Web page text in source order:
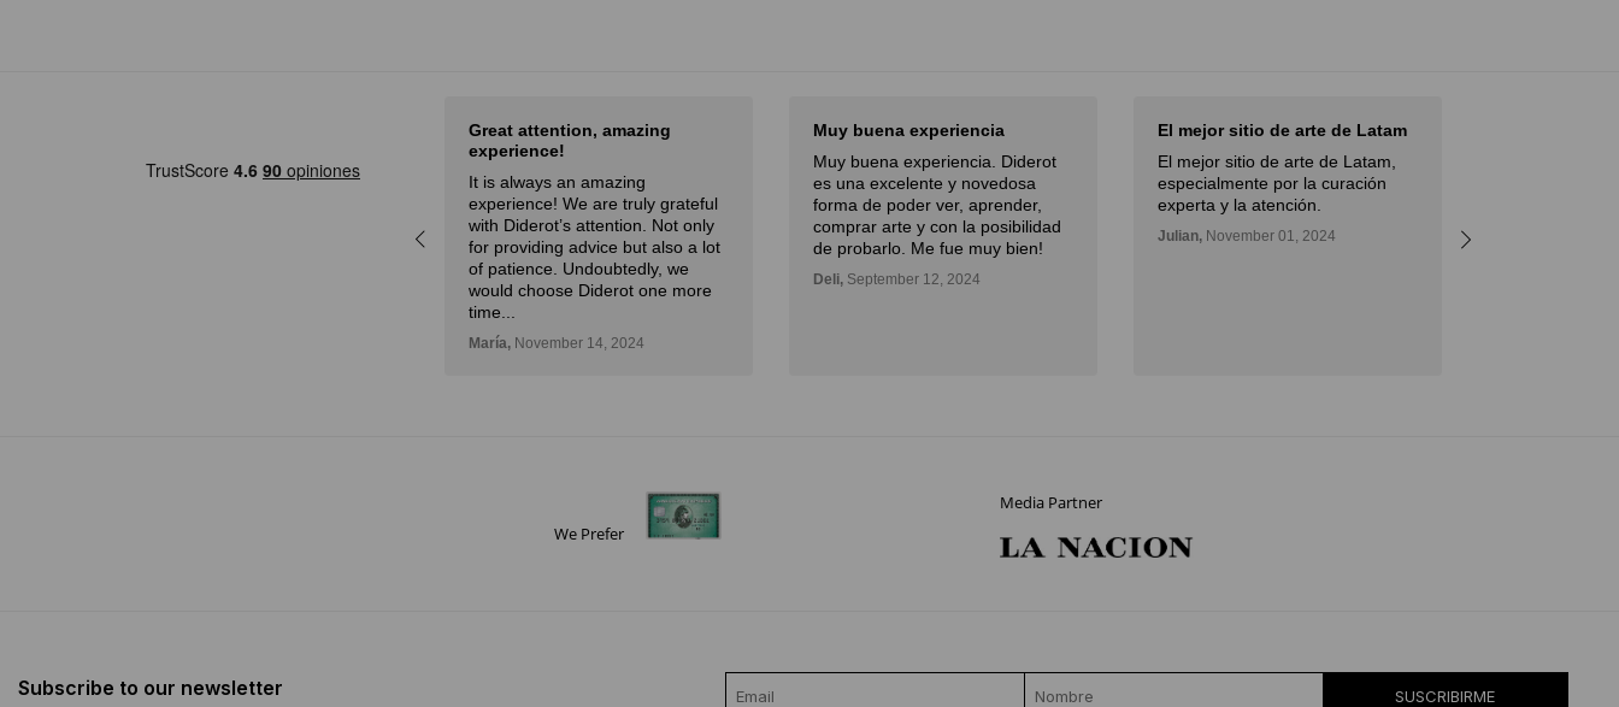
Eduardo,28 de febrero, 2024
Great attention, amazing
experience!
It is always an amazing
experience! We are truly grateful
with Diderot’s attention. Not only
for providing advice but also a lot
of patience. Undoubtedly, we
would choose Diderot one more
time...
María, November 14, 2024
Muy buena experiencia
Muy buena experiencia. Diderot
es una excelente y novedosa
forma de poder ver, aprender,
comprar arte y con la posibilidad
de probarlo. Me fue muy bien!
Deli, September 12, 2024
El mejor sitio de arte de Latam
El mejor sitio de arte de Latam,
especialmente por la curación
experta y la atención.
Julian, November 01, 2024
We Prefer
Media Partner
Subscribe to our newsletter SUSCRIBIRME